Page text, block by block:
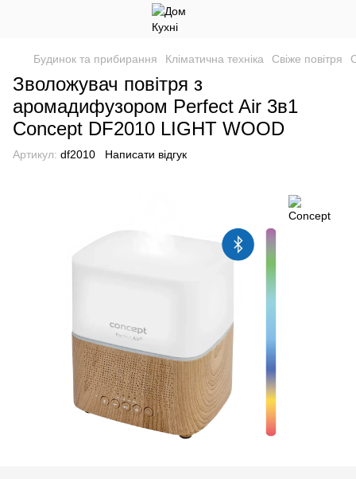
Будинок та прибирання Кліматична техніка Свіже повітря
Зволожувач повітря з
аромадифузором Perfect Air 3в1
Concept DF2010 LIGHT WOOD
Артикул: df2010 Написати відгук